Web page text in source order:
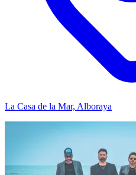
La Casa de la Mar, Alboraya